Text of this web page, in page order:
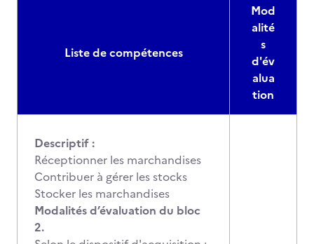
Liste de compétences
Mod
alité
s
d'év
alua
tion
Descriptif :
Réceptionner les marchandises
Contribuer à gérer les stocks
Stocker les marchandises
Modalités d’évaluation du bloc
2.